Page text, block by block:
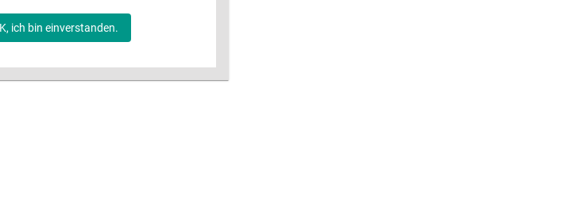
ich bin einverstanden.